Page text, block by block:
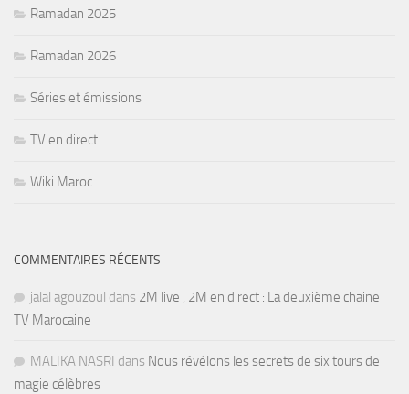
Ramadan 2025
Ramadan 2026
Séries et émissions
TV en direct
Wiki Maroc
COMMENTAIRES RÉCENTS
jalal agouzoul dans 2M live , 2M en direct : La deuxième chaine
TV Marocaine
MALIKA NASRI dans Nous révélons les secrets de six tours de
magie célèbres